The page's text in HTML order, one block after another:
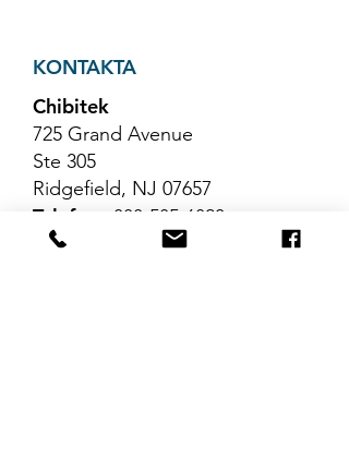
KONTAKTA
Chibitek
725 Grand Avenue
Ste 305
Ridgefield, NJ 07657
Telefon 888-585-6823
E-post hello@chibitek.com